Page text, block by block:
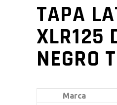
TAPA
XLR125
NEGRO
Marca